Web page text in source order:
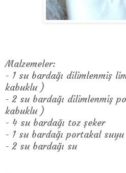
Malzemeler:
- 1 su bardağı dilimlenmiş
kabuklu )
- 2 su bardağı dilimlenmiş
kabuklu )
- 4 su bardağı toz şeker
- 1 su bardağı portakal suyu
- 2 su bardağı su